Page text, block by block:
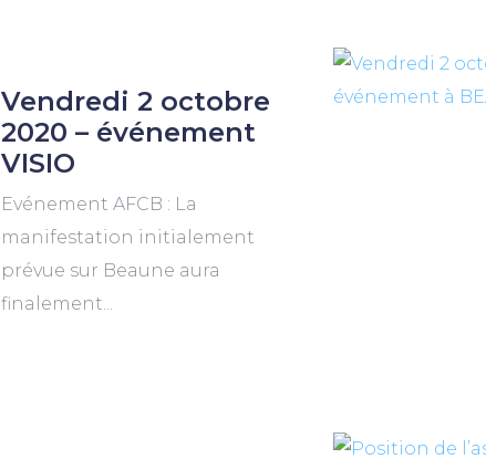
Vendredi 2 octobre
2020 – événement
VISIO
Evénement AFCB : La
manifestation initialement
prévue sur Beaune aura
finalement...